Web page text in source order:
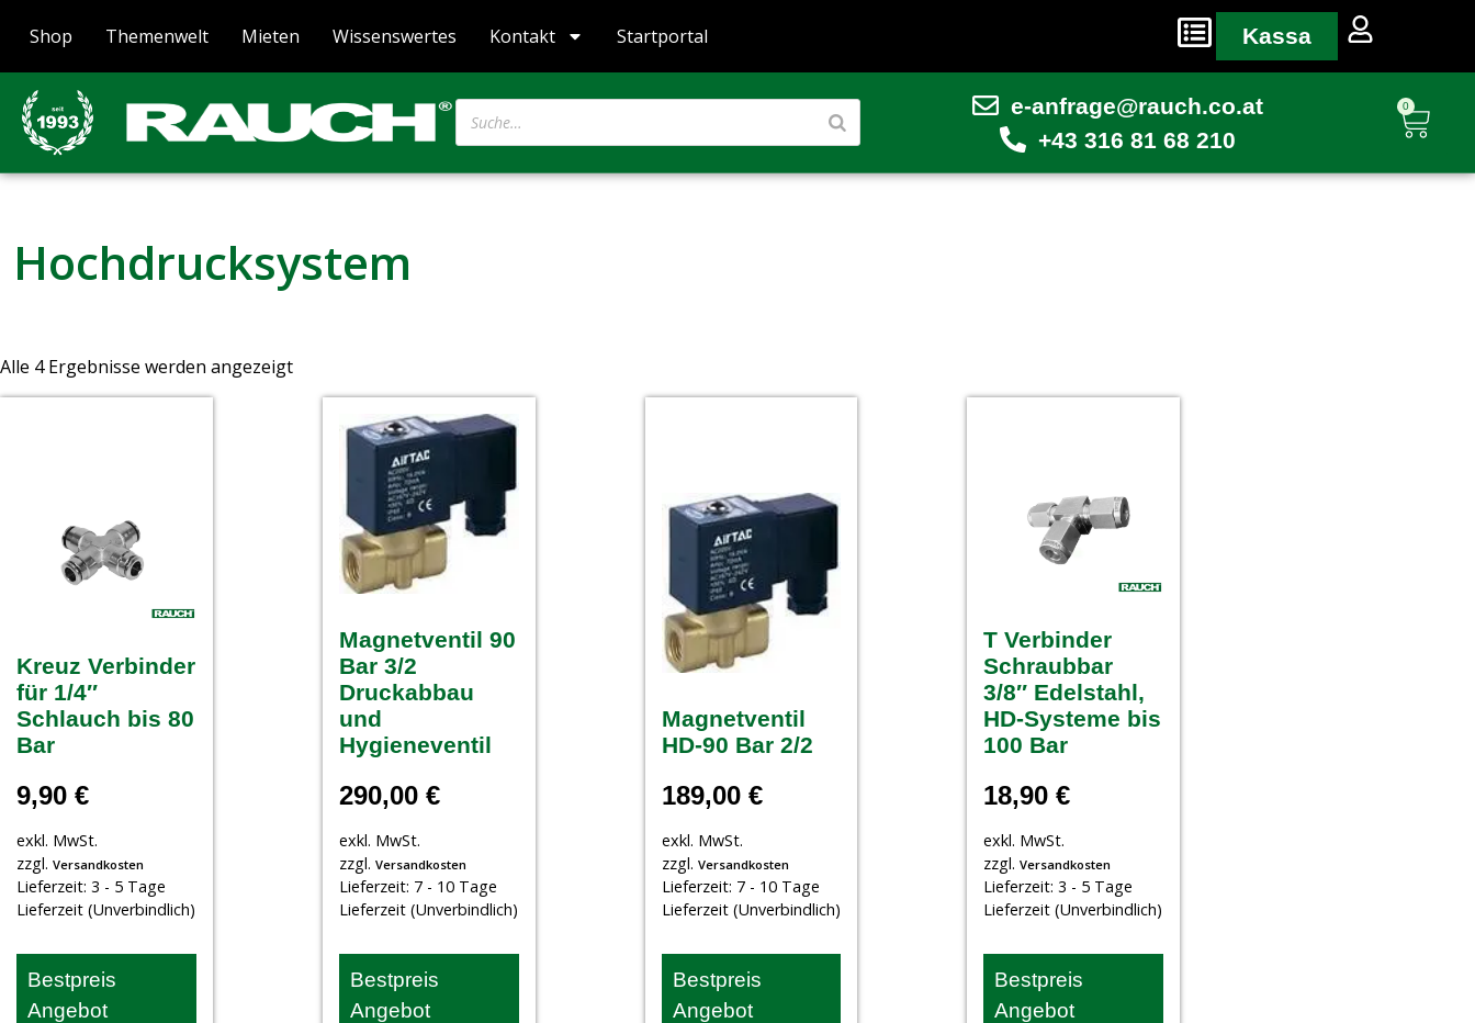
Shop Themenwelt Mieten Wissenswertes Kontakt Startportal Kassa
e-anfrage@rauch.co.at
+43 316 81 68 210
0
Hochdrucksystem
Alle 4 Ergebnisse werden angezeigt
Kreuz Verbinder
für 1/4″
Schlauch bis 80
Bar
9,90 €
exkl. MwSt.
zzgl. Versandkosten
Lieferzeit: 3 - 5 Tage
Lieferzeit (Unverbindlich)
Bestpreis
Angebot
Magnetventil 90
Bar 3/2
Druckabbau
und
Hygieneventil
290,00 €
exkl. MwSt.
zzgl. Versandkosten
Lieferzeit: 7 - 10 Tage
Lieferzeit (Unverbindlich)
Bestpreis
Angebot
Magnetventil
HD-90 Bar 2/2
189,00 €
exkl. MwSt.
zzgl. Versandkosten
Lieferzeit: 7 - 10 Tage
Lieferzeit (Unverbindlich)
Bestpreis
Angebot
T Verbinder
Schraubbar
3/8″ Edelstahl,
HD-Systeme bis
100 Bar
18,90€
exkl. MwSt.
zzgl.Versandkosten
Lieferzeit:3 - 5 Tage
Lieferzeit (Unverbindlich)
Bestpreis
Angebot